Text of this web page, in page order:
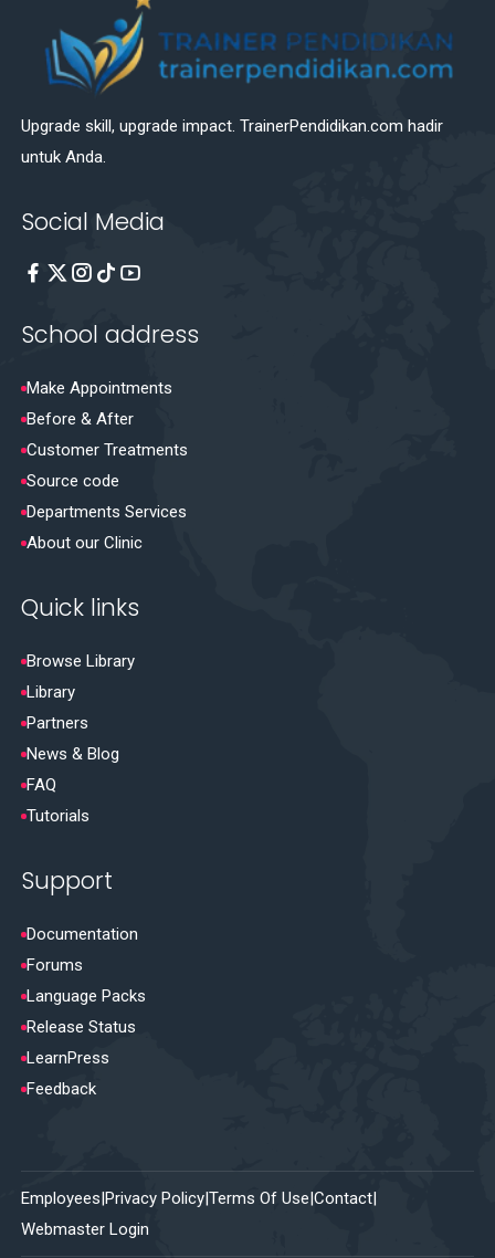
Upgrade skill, upgrade impact. TrainerPendidikan.com hadir
untuk Anda.
Social Media
School address
Make Appointments
Before & After
Customer Treatments
Source code
Departments Services
About our Clinic
Quick links
Browse Library
Library
Partners
News & Blog
FAQ
Tutorials
Support
Documentation
Forums
Language Packs
Release Status
LearnPress
Feedback
Employees Privacy Policy Terms Of Use Contact
Webmaster Login